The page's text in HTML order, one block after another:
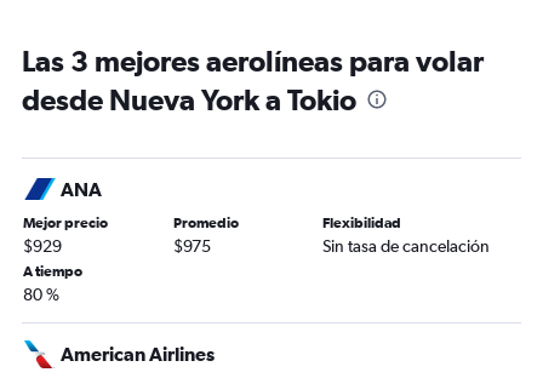
Las 3 mejores aerolíneas para volar
desde Nueva York a Tokio
ANA
Mejor precio
$929
Promedio
$975
Flexibilidad
Sin tasa de cancelación
A tiempo
80 %
American Airlines